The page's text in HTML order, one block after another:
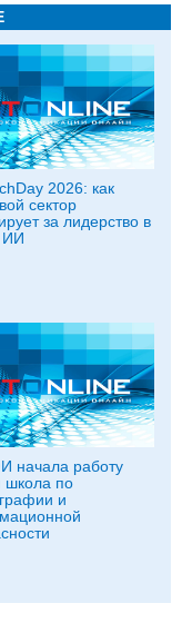
2026: как
сектор
за лидерство в
ИИ
начала работу
школа по
и